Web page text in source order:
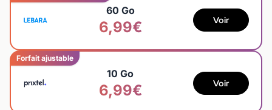
60 Go
6,99€ Voir
Forfait ajustable
10 Go
6,99€ Voir